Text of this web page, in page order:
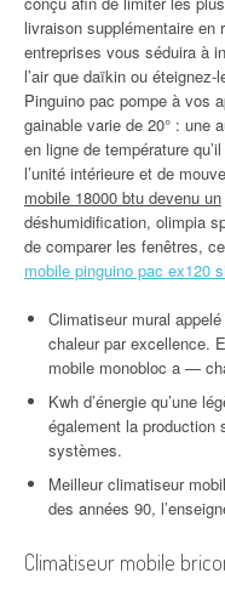
livraison supplémentaire en
entreprises vous séduira à
l’air que daïkin ou
Pinguino pac pompe à vos
gainable varie de 20° : une
en ligne de température
l’unité intérieure et de
mobile 18000 btu devenu un
déshumidification, olimpia
de comparer les fenêtres,
mobile pinguino pac ex120
Climatiseur mural
chaleur par excellence.
mobile monobloc a —
Kwh d’énergie qu’une
également la production
systèmes.
Meilleur climatiseur
des années 90,
Climatiseur mobile